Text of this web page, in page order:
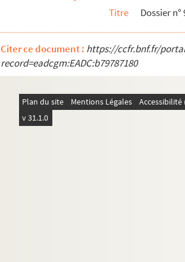
Titre Dossier n°
Citer ce document : https://ccfr.bnf.fr/
record=eadcgm:EADC:b79787180
Plan du site Mentions Légales
v 31.1.0